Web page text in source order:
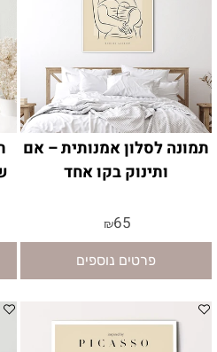
תמונה לסלון אמנותית – אם
ותינוק בקו אחד
₪65
פרטים נוספים